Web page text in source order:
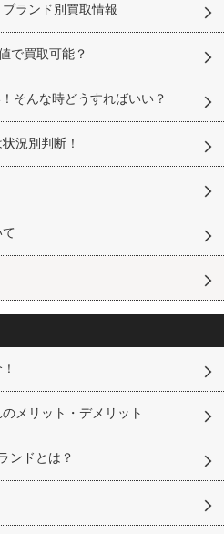
ランド別買取情報
で買取可能？
そんな時どうすればいい？
況別判断！
メリット・デメリット
ンドとは？